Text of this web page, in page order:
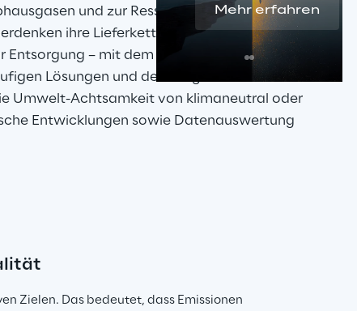
Mehr erfahren
und zur Ressourcenknappheit leistet,
ihre Lieferketten und ordnen diese neu,
– mit dem Ziel, durch Effizienz und
Lösungen und der Integration neuer
Umwelt-Achtsamkeit von klimaneutral oder
Entwicklungen sowie Datenauswertung
Zielen. Das bedeutet, dass Emissionen